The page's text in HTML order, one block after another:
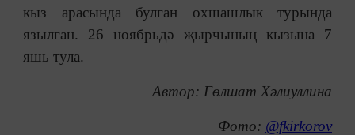
кыз арасында булган охшашлык турында
язылган. 26 ноябрьдә җырчының кызына 7
яшь тула.
Автор: Гөлшат Хәлиуллина
Фото: @fkirkorov